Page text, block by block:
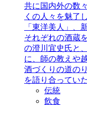
共に国内外の数
くの人々を魅了
「東洋美人」、
それぞれの酒蔵
の澄川宜史氏と
に、師の教えや
酒づくりの道の
を語り合ってい
伝統
飲食